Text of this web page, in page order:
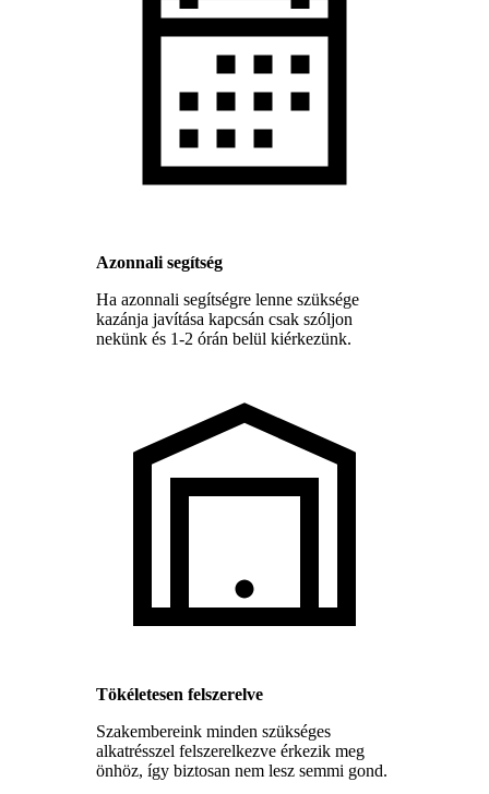
Azonnali segítség
Ha azonnali segítségre lenne szüksége
kazánja javítása kapcsán csak szóljon
nekünk és 1-2 órán belül kiérkezünk.
Tökéletesen felszerelve
Szakembereink minden szükséges
alkatrésszel felszerelkezve érkezik meg
önhöz, így biztosan nem lesz semmi gond.